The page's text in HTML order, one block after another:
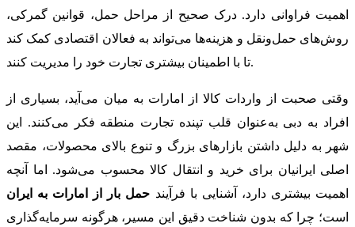
اهمیت فراوانی دارد. درک صحیح از مراحل حمل، قوانین گمرکی،
روش‌های حمل‌ونقل و هزینه‌ها می‌تواند به فعالان اقتصادی کمک کند
تا با اطمینان بیشتری تجارت خود را مدیریت کنند.
وقتی صحبت از واردات کالا از امارات به میان می‌آید، بسیاری از
افراد به دبی به‌عنوان قلب تپنده تجارت منطقه فکر می‌کنند. این
شهر به دلیل داشتن بازارهای بزرگ و تنوع بالای محصولات، مقصد
اصلی ایرانیان برای خرید و انتقال کالا محسوب می‌شود. اما آنچه
اهمیت بیشتری دارد، آشنایی با فرآیند حمل بار از امارات به ایران
است؛ چرا که بدون شناخت دقیق این مسیر، هرگونه سرمایه‌گذاری